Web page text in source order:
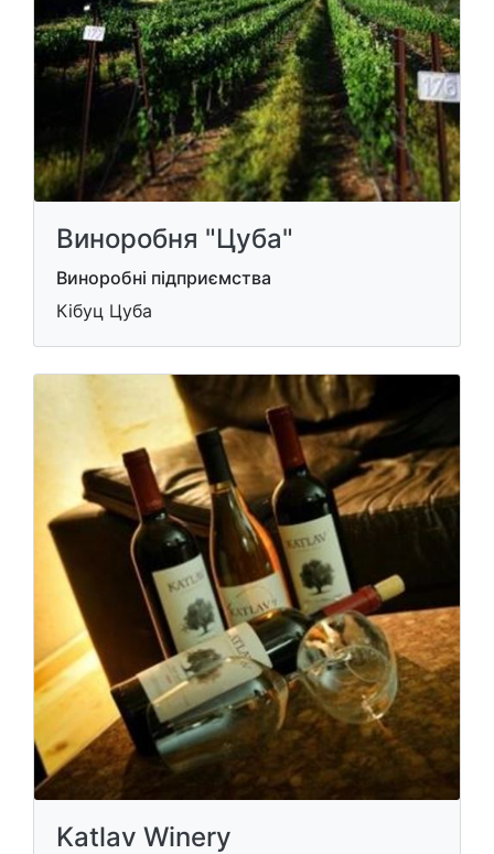
Виноробня "Цуба"
Виноробні підприємства
Кібуц Цуба
Katlav Winery